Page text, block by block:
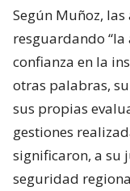
Según Muñoz,
resguardando
confianza en la
otras palabras,
sus propias
gestiones
significaron, a su
seguridad